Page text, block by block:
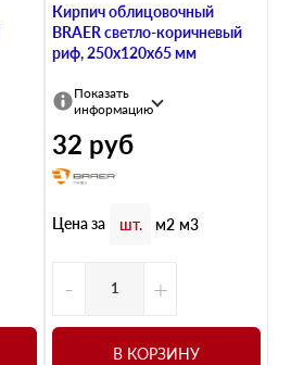
Кирпич облицовочный
BRAER светло-коричневый
риф, 250х120х65 мм
Показать
информацию
32 руб
Цена за шт. м2 м3
- +
В КОРЗИНУ